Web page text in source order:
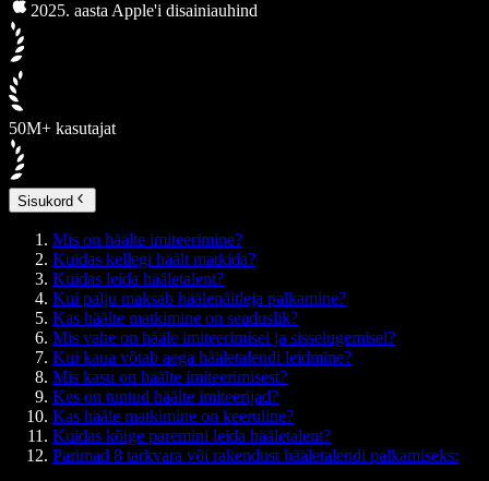
2025. aasta Apple'i disainiauhind
50M+ kasutajat
Sisukord
Mis on häälte imiteerimine?
Kuidas kellegi häält matkida?
Kuidas leida hääletalent?
Kui palju maksab häälenäitleja palkamine?
Kas häälte matkimine on seaduslik?
Mis vahe on hääle imiteerimisel ja sisselugemisel?
Kui kaua võtab aega hääletalendi leidmine?
Mis kasu on häälte imiteerimisest?
Kes on tuntud häälte imiteerijad?
Kas hääle matkimine on keeruline?
Kuidas kõige paremini leida hääletalent?
Parimad 8 tarkvara või rakendust hääletalendi palkamiseks: